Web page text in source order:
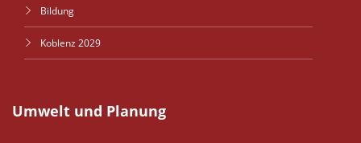
Bildung
Koblenz 2029
Umwelt und Planung